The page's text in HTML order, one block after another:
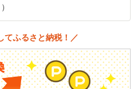
てふるさと納税！／